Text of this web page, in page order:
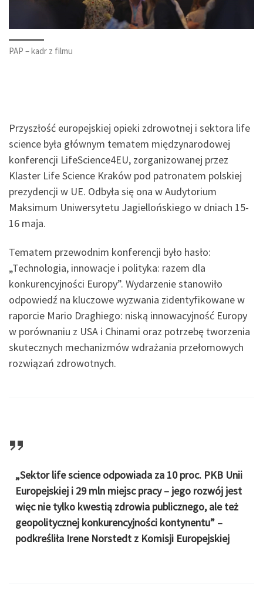
PAP – kadr z filmu
Przyszłość europejskiej opieki zdrowotnej i sektora life
science była głównym tematem międzynarodowej
konferencji LifeScience4EU, zorganizowanej przez
Klaster Life Science Kraków pod patronatem polskiej
prezydencji w UE. Odbyła się ona w Audytorium
Maksimum Uniwersytetu Jagiellońskiego w dniach 15-
16 maja.
Tematem przewodnim konferencji było hasło:
„Technologia, innowacje i polityka: razem dla
konkurencyjności Europy”. Wydarzenie stanowiło
odpowiedź na kluczowe wyzwania zidentyfikowane w
raporcie Mario Draghiego: niską innowacyjność Europy
w porównaniu z USA i Chinami oraz potrzebę tworzenia
skutecznych mechanizmów wdrażania przełomowych
rozwiązań zdrowotnych.
„Sektor life science odpowiada za 10 proc. PKB Unii
Europejskiej i 29 mln miejsc pracy – jego rozwój jest
więc nie tylko kwestią zdrowia publicznego, ale też
geopolitycznej konkurencyjności kontynentu” –
podkreśliła Irene Norstedt z Komisji Europejskiej